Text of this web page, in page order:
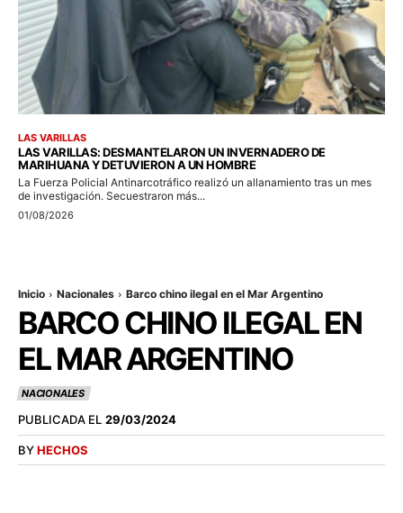
LAS VARILLAS
LAS VARILLAS: DESMANTELARON UN INVERNADERO DE
MARIHUANA Y DETUVIERON A UN HOMBRE
La Fuerza Policial Antinarcotráfico realizó un allanamiento tras un mes
de investigación. Secuestraron más...
01/08/2026